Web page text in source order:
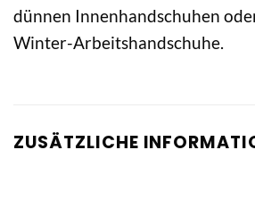
dünnen Innenhandschuhen
Winter-Arbeitshandschuhe.
ZUSÄTZLICHE